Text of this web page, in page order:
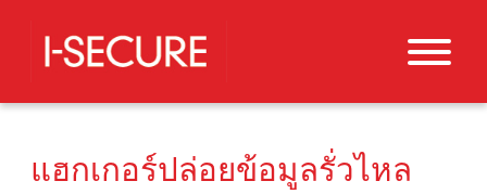
แฮกเกอร์ปล่อยข้อมูลรั่วไหล